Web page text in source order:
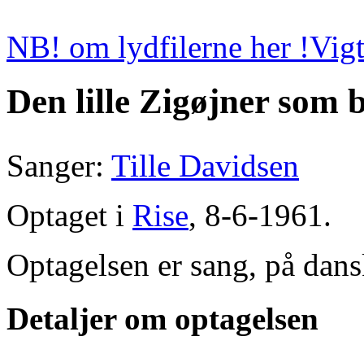
NB! om lydfilerne her !
Den lille Zigøjner som
Sanger: Tille Davidsen
Optaget i Rise, 8-6-1961.
Optagelsen er sang, på
Detaljer om optagelsen